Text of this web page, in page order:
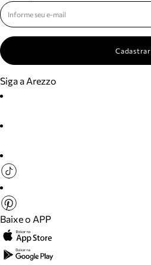
Cadastrar
Siga a Arezzo
Baixe o APP